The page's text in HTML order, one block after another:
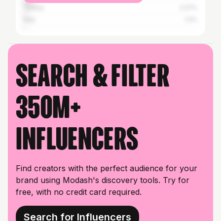
Search & filter
350M+
influencers
Find creators with the perfect audience for your
brand using Modash's discovery tools. Try for
free, with no credit card required.
Search for Influencers